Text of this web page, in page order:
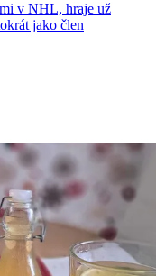
v NHL, hraje už
jako člen